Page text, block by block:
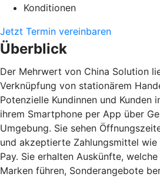
Konditionen
Jetzt Termin vereinbaren
Überblick
Der Mehrwert von China Solution
Verknüpfung von stationärem
Potenzielle Kundinnen und Kunden
ihrem Smartphone per App über
Umgebung. Sie sehen
und akzeptierte Zahlungsmittel wie
Pay. Sie erhalten Auskünfte,
Marken führen, Sonderangebote